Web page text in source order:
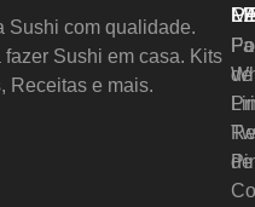
Sushi com qualidade.
Sushi em casa. Kits
Receitas e mais.
de
de